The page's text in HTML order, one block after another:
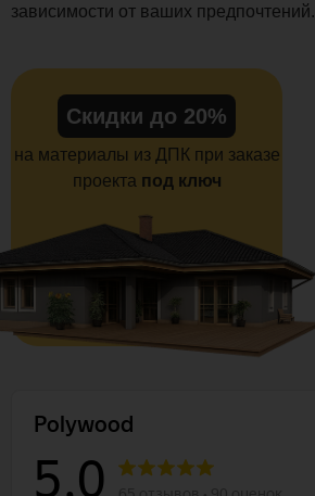
зависимости от ваших предпочтений.
Скидки до 20%
на материалы из ДПК при заказе
проекта под ключ